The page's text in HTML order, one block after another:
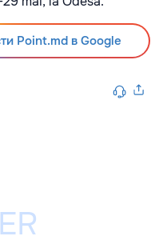
Point.md в Google